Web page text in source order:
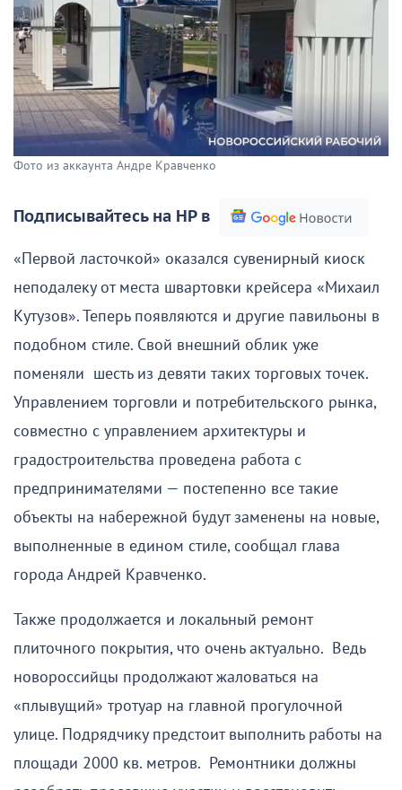
Фото из аккаунта Андре Кравченко
Подписывайтесь на НР в
«Первой ласточкой» оказался сувенирный киоск
неподалеку от места швартовки крейсера «Михаил
Кутузов». Теперь появляются и другие павильоны в
подобном стиле. Свой внешний облик уже
поменяли шесть из девяти таких торговых точек.
Управлением торговли и потребительского рынка,
совместно с управлением архитектуры и
градостроительства проведена работа с
предпринимателями — постепенно все такие
объекты на набережной будут заменены на новые,
выполненные в едином стиле, сообщал глава
города Андрей Кравченко.
Также продолжается и локальный ремонт
плиточного покрытия, что очень актуально. Ведь
новороссийцы продолжают жаловаться на
«плывущий» тротуар на главной прогулочной
улице. Подрядчику предстоит выполнить работы на
площади 2000 кв. метров. Ремонтники должны